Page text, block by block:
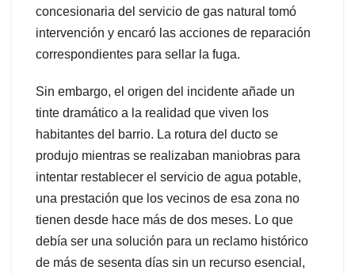
concesionaria del servicio de gas natural tomó
intervención y encaró las acciones de reparación
correspondientes para sellar la fuga.
Sin embargo, el origen del incidente añade un
tinte dramático a la realidad que viven los
habitantes del barrio. La rotura del ducto se
produjo mientras se realizaban maniobras para
intentar restablecer el servicio de agua potable,
una prestación que los vecinos de esa zona no
tienen desde hace más de dos meses. Lo que
debía ser una solución para un reclamo histórico
de más de sesenta días sin un recurso esencial,